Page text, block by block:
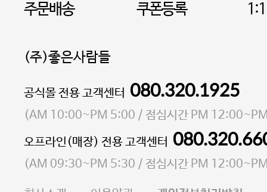
주문배송 쿠폰등록
(주)좋은사람들
대표 이성현,박영환| 개인정보관리책임자 김상현
소재지 서울특별시 마포구 마포대로4다길 41 마포
통신판매업 신고번호 2023-서울마포-3931호
사업자등록번호 105-81-58242
공식몰 전용 고객센터 080.320.1925
(AM 10:00~PM 5:00 / 점심시간 PM
오프라인(매장) 전용 고객센터
(AM 09:30~PM 5:30 / 점심시간 PM